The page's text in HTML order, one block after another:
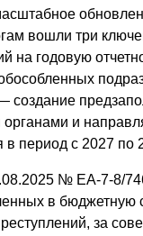
вошли три
на годовую
создание
и
период с 2027 по
№ ЕА-7-8/
в
за